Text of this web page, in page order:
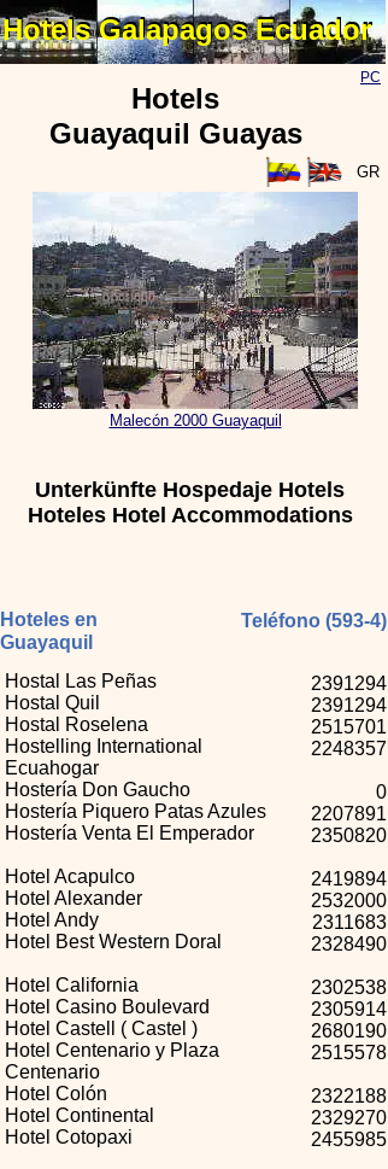
Hotels
Guayaquil Guayas
Unterkünfte Hospedaje Hotels
Hoteles Hotel Accommodations
Hotels Galapagos Ecuador
Hotels Galapagos Ecuador
Teléfono (593-4)
Hoteles en
Guayaquil
Hostal Las Peñas
Hostal Quil
Hostal Roselena
Hostelling International
Ecuahogar
Hostería Don Gaucho
Hostería Piquero Patas Azules
Hostería Venta El Emperador
Hotel Acapulco
Hotel Alexander
Hotel Andy
Hotel Best Western Doral
Hotel California
Hotel Casino Boulevard
Hotel Castell ( Castel )
Hotel Centenario y Plaza
Centenario
Hotel Colón
Hotel Continental
Hotel Cotopaxi
2391294
2391294
2515701
2248357
0
2207891
2350820
2419894
2532000
2311683
2328490
2302538
2305914
2680190
2515578
2322188
2329270
2455985
Malecón 2000 Guayaquil
PC
GR